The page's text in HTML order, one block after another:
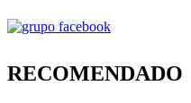
RECOMENDADO